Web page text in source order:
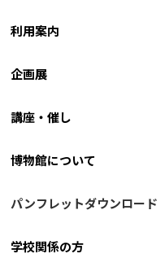
利用案内
企画展
講座・催し
博物館について
パンフレットダウンロード
学校関係の方